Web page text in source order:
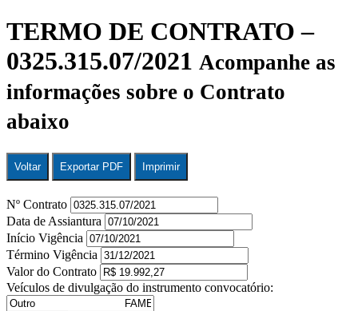
TERMO DE CONTRATO –
0325.315.07/2021 Acompanhe as
informações sobre o Contrato
abaixo
Voltar Exportar PDF Imprimir
Nº Contrato
Data de Assiantura
Início Vigência
Término Vigência
Valor do Contrato
Veículos de divulgação do instrumento convocatório: